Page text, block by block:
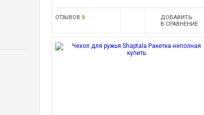
ОТЗЫВОВ:0
ДОБАВИТЬ
В СРАВНЕНИЕ